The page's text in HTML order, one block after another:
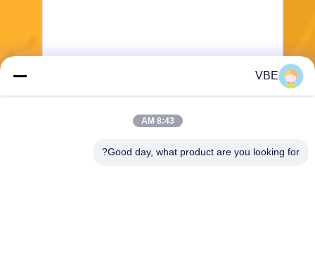
VBE
8:43 AM
Good day, what product are you looking for?